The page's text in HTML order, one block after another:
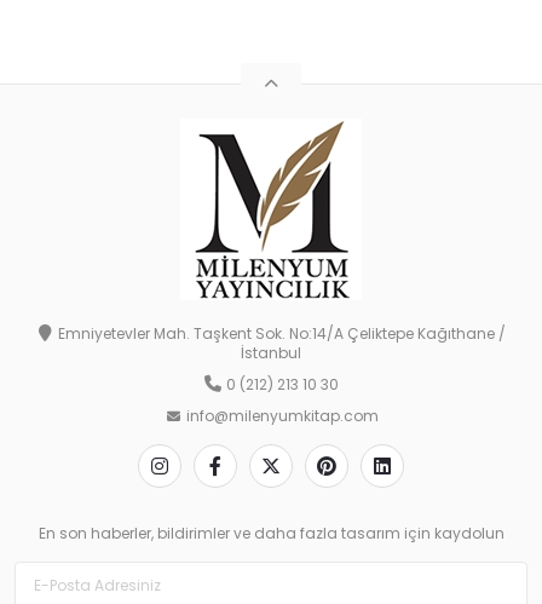
Emniyetevler Mah. Taşkent Sok. No:14/A Çeliktepe Kağıthane /
İstanbul
0 (212) 213 10 30
info@milenyumkitap.com
En son haberler, bildirimler ve daha fazla tasarım için kaydolun